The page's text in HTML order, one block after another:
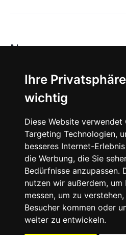
Ihre
wichtig
Diese Website verwendet
Targeting Technologien,
besseres Internet-
die Werbung, die Sie
Bedürfnisse anzupassen.
nutzen wir außerdem, um
messen, um zu
Besucher kommen oder
weiter zu entwickeln.
News
About
Instagram
Facebook
© 2024 SNEAKERᴰᴱ, All rights
Impressum Datenschutz